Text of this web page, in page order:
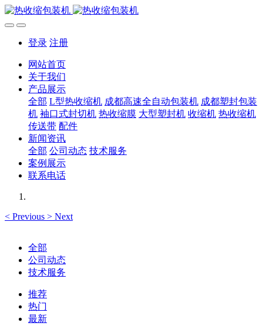
登录 注册
网站首页
关于我们
产品展示
全部 L型热收缩机 成都高速全自动包装机 成都塑封包装
机 袖口式封切机 热收缩膜 大型塑封机 收缩机 热收缩机
传送带 配件
新闻资讯
全部 公司动态 技术服务
案例展示
联系电话
< Previous > Next
全部
公司动态
技术服务
推荐
热门
最新